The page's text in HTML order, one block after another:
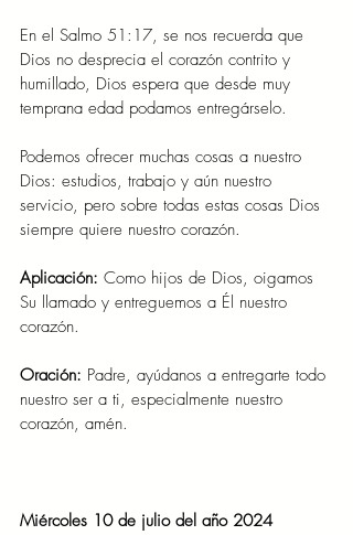
En el Salmo 51:17, se nos recuerda que
Dios no desprecia el corazón contrito y
humillado, Dios espera que desde muy
temprana edad podamos entregárselo.
Podemos ofrecer muchas cosas a nuestro
Dios: estudios, trabajo y aún nuestro
servicio, pero sobre todas estas cosas Dios
siempre quiere nuestro corazón.
Aplicación: Como hijos de Dios, oigamos
Su llamado y entreguemos a Él nuestro
corazón.
Oración: Padre, ayúdanos a entregarte todo
nuestro ser a ti, especialmente nuestro
corazón, amén.
Miércoles 10 de julio del año 2024